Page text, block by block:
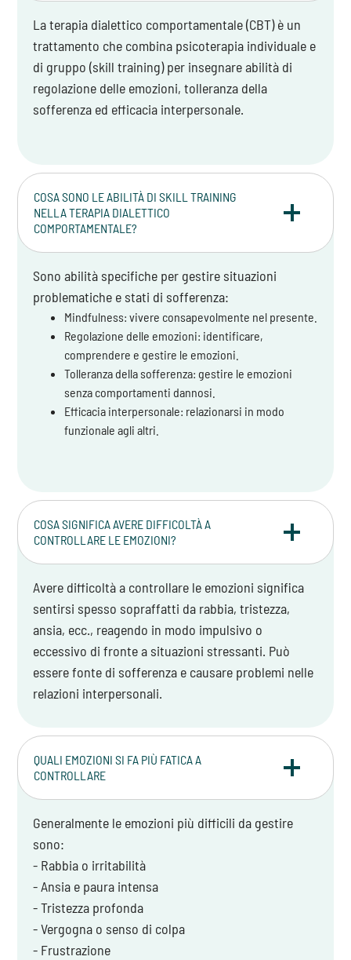
La terapia dialettico comportamentale (CBT) è un
trattamento che combina psicoterapia individuale e
di gruppo (skill training) per insegnare abilità di
regolazione delle emozioni, tolleranza della
sofferenza ed efficacia interpersonale.
COSA SONO LE ABILITÀ DI SKILL TRAINING
NELLA TERAPIA DIALETTICO
COMPORTAMENTALE?
Sono abilità specifiche per gestire situazioni
problematiche e stati di sofferenza:
Mindfulness: vivere consapevolmente nel presente.
Regolazione delle emozioni: identificare,
comprendere e gestire le emozioni.
Tolleranza della sofferenza: gestire le emozioni
senza comportamenti dannosi.
Efficacia interpersonale: relazionarsi in modo
funzionale agli altri.
COSA SIGNIFICA AVERE DIFFICOLTÀ A
CONTROLLARE LE EMOZIONI?
Avere difficoltà a controllare le emozioni significa
sentirsi spesso sopraffatti da rabbia, tristezza,
ansia, ecc., reagendo in modo impulsivo o
eccessivo di fronte a situazioni stressanti. Può
essere fonte di sofferenza e causare problemi nelle
relazioni interpersonali.
QUALI EMOZIONI SI FA PIÙ FATICA A
CONTROLLARE
Generalmente le emozioni più difficili da gestire
sono:
- Rabbia o irritabilità
- Ansia e paura intensa
- Tristezza profonda
- Vergogna o senso di colpa
- Frustrazione